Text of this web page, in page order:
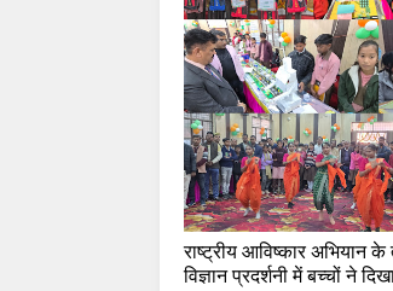
राष्ट्रीय आविष्कार अभियान
विज्ञान प्रदर्शनी में बच्चों ने